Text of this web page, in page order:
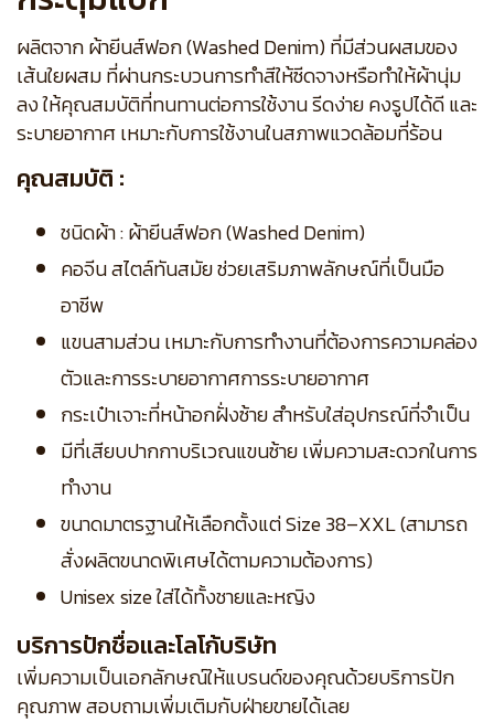
ผลิตจาก ผ้ายีนส์ฟอก (Washed Denim) ที่มีส่วนผสมของ
เส้นใยผสม ที่ผ่านกระบวนการทำสีให้ซีดจางหรือทำให้ผ้านุ่ม
ลง ให้คุณสมบัติที่ทนทานต่อการใช้งาน รีดง่าย คงรูปได้ดี และ
ระบายอากาศ เหมาะกับการใช้งานในสภาพแวดล้อมที่ร้อน
คุณสมบัติ :
ชนิดผ้า : ผ้ายีนส์ฟอก (Washed Denim)
คอจีน สไตล์ทันสมัย ช่วยเสริมภาพลักษณ์ที่เป็นมือ
อาชีพ
แขนสามส่วน เหมาะกับการทำงานที่ต้องการความคล่อง
ตัวและการระบายอากาศการระบายอากาศ
กระเป๋าเจาะที่หน้าอกฝั่งซ้าย สำหรับใส่อุปกรณ์ที่จำเป็น
มีที่เสียบปากกาบริเวณแขนซ้าย เพิ่มความสะดวกในการ
ทำงาน
ขนาดมาตรฐานให้เลือกตั้งแต่ Size 38–XXL (สามารถ
สั่งผลิตขนาดพิเศษได้ตามความต้องการ)
Unisex size ใส่ได้ทั้งชายและหญิง
บริการปักชื่อและโลโก้บริษัท
เพิ่มความเป็นเอกลักษณ์ให้แบรนด์ของคุณด้วยบริการปัก
คุณภาพ สอบถามเพิ่มเติมกับฝ่ายขายได้เลย